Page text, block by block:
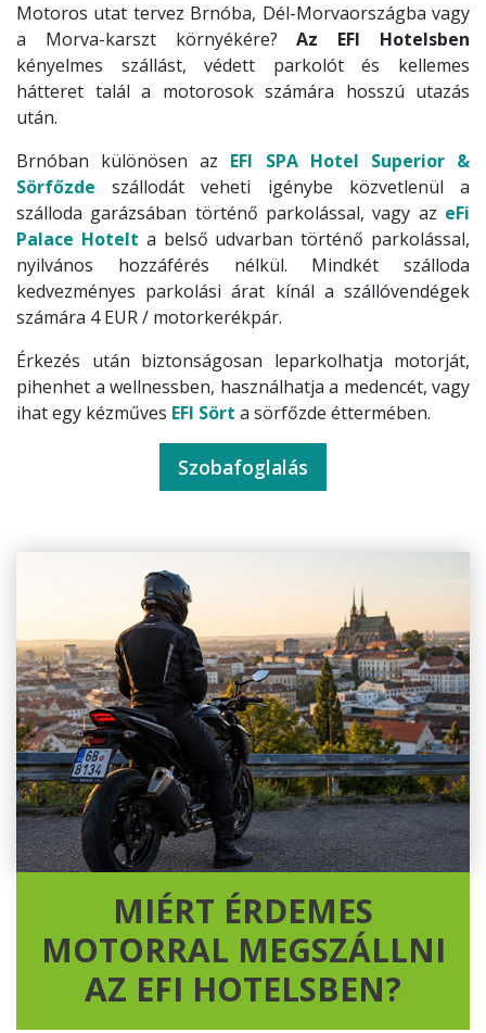
Motoros utat tervez Brnóba, Dél-Morvaországba vagy
a Morva-karszt környékére?Az EFI Hotelsben
kényelmes szállást, védett parkolót és kellemes
hátteret talál a motorosok számára hosszú utazás
után.
Brnóban különösen az EFI SPA Hotel Superior &
Sörfőzde szállodát veheti igénybe közvetlenül a
szálloda garázsában történő parkolással, vagy az eFi
Palace Hotelt a belső udvarban történő parkolással,
nyilvános hozzáférés nélkül. Mindkét szálloda
kedvezményes parkolási árat kínál a szállóvendégek
számára 4 EUR / motorkerékpár.
Érkezés után biztonságosan leparkolhatja motorját,
pihenhet a wellnessben, használhatja a medencét, vagy
ihat egy kézműves EFI Sört a sörfőzde éttermében.
Szobafoglalás
MIÉRT ÉRDEMES
MOTORRAL MEGSZÁLLNI
AZ EFI HOTELSBEN?